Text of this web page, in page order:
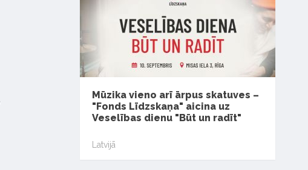
Mūzika vieno arī ārpus skatuves –
"Fonds Līdzskaņa" aicina uz
Veselības dienu "Būt un radīt"
Latvijā